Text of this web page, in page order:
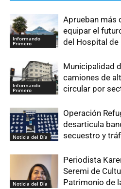
Informando
Primero
Aprueban más
equipar el
del Hospital de
Informando
Primero
Municipalidad
camiones de
circular por
Noticia del Día
Operación
desarticula
secuestro y
Noticia del Día
Periodista
Seremi de
Patrimonio de